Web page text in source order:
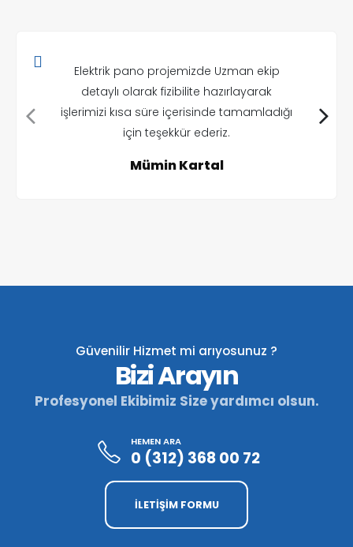
Elektrik pano projemizde Uzman ekip
detaylı olarak fizibilite hazırlayarak
işlerimizi kısa süre içerisinde tamamladığı
için teşekkür ederiz.
Mümin Kartal
Güvenilir Hizmet mi arıyosunuz ?
Bizi Arayın
Profesyonel Ekibimiz Size yardımcı olsun.
HEMEN ARA
0 (312) 368 00 72
İLETİŞİM FORMU